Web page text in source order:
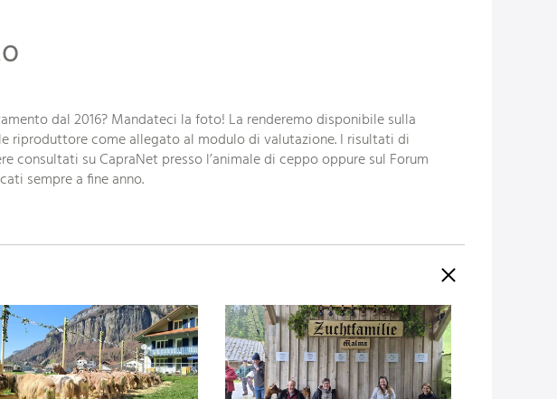
dal 2016? Mandateci la foto! La renderemo disponibile sulla
riproduttore come allegato al modulo di valutazione. I risultati di
consultati su CapraNet presso l’animale di ceppo oppure sul Forum
sempre a fine anno.